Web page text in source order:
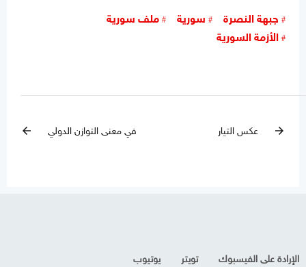
جبهة النصرة سورية
ملف سورية
الأزمة السورية
arrow_forward عكس التيار في معنى التوازن الدولي arrow_back
الإرادة على الفيسبوك تويتر يوتيوب